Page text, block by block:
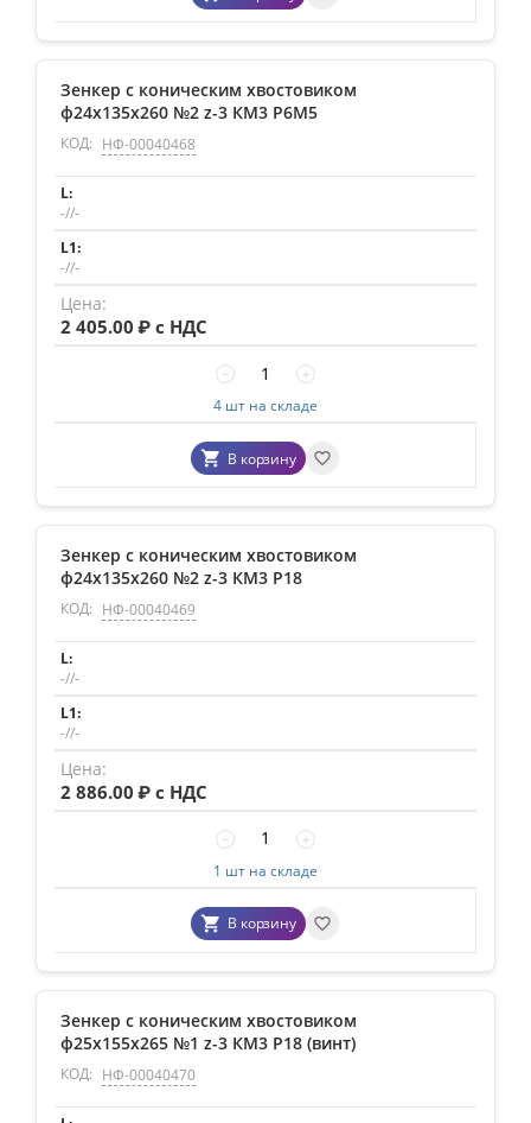
Зенкер с коническим хвостовиком
ф24х135х260 №2 z-3 КМ3 Р6М5
КОД: НФ-00040468
-//-
-//-
2 405.00 ₽ с НДС
+
−
4 шт на складе
В корзину
Зенкер с коническим хвостовиком
ф24х135х260 №2 z-3 КМ3 Р18
КОД: НФ-00040469
-//-
-//-
2 886.00 ₽ с НДС
+
−
1 шт на складе
В корзину
Зенкер с коническим хвостовиком
ф25х155х265 №1 z-3 КМ3 Р18 (винт)
КОД: НФ-00040470